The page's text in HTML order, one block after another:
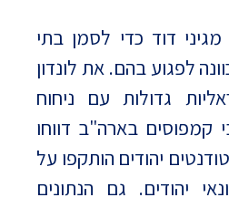
דוד כדי לסמן בתי
לפגוע בהם. את לונדון
גדולות עם ניחוח
קמפוסים בארה"ב דווחו
יהודים הותקפו על
יהודים. גם הנתונים